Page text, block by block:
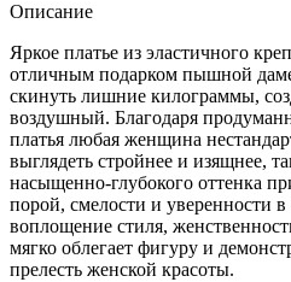
Описание
Яркое платье из эластичного
отличным подарком пышной
скинуть лишние килограммы,
воздушный. Благодаря
платья любая женщина
выглядеть стройнее и изящнее,
насыщенно-глубокого оттенка
порой, смелости и уверенности в
воплощение стиля,
мягко облегает фигуру и
прелесть женской красоты.